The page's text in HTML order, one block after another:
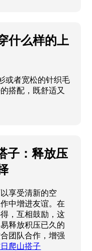
什么样的上
或者宽松的针织毛
搭配，既舒适又
子：释放压
享受清新的空
中增进友谊。在
，互相鼓励，这
释放积压已久的
团队合作，增强
爬山搭子